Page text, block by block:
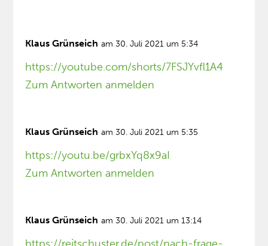
Klaus Grünseich am 30. Juli 2021 um 5:34
https://youtube.com/shorts/7FSJYvfl1A4
Zum Antworten anmelden
Klaus Grünseich am 30. Juli 2021 um 5:35
https://youtu.be/grbxYq8x9aI
Zum Antworten anmelden
Klaus Grünseich am 30. Juli 2021 um 13:14